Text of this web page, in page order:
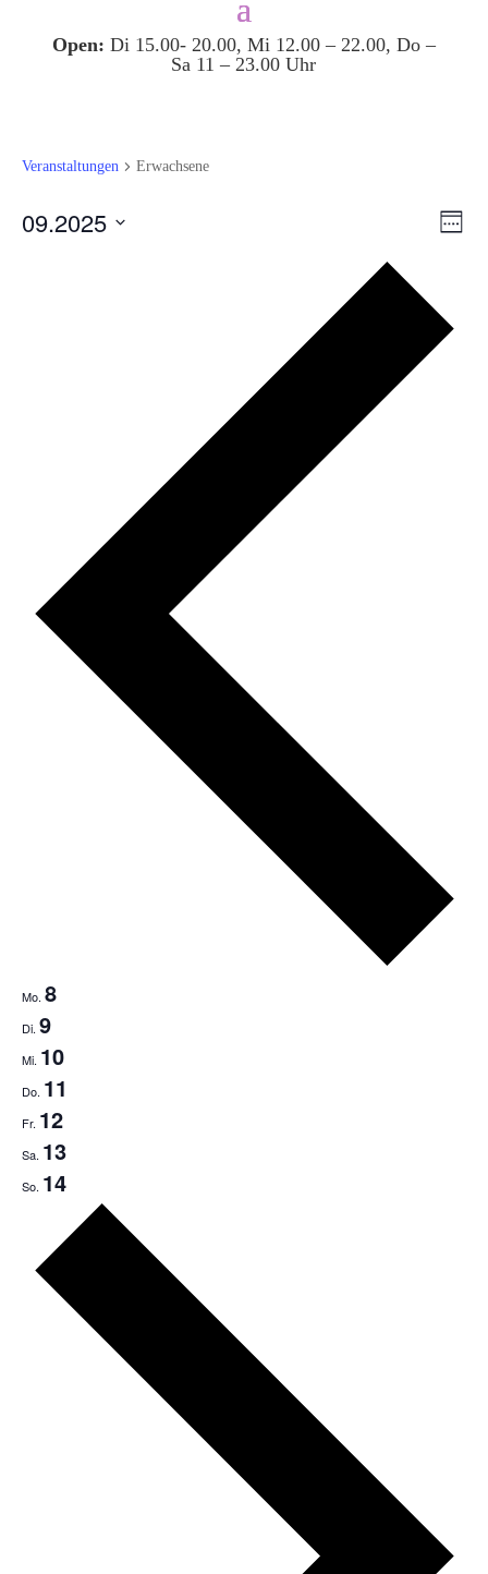
Open: Di 15.00- 20.00, Mi 12.00 – 22.00, Do –
Sa 11 – 23.00 Uhr
Veranstaltungen Erwachsene
Woche
09.2025
Mo. 8
Di. 9
Mi. 10
Do. 11
Fr. 12
Sa. 13
So. 14